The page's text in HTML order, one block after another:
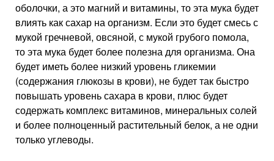
оболочки, а это магний и витамины, то эта мука будет
влиять как сахар на организм. Если это будет смесь с
мукой гречневой, овсяной, с мукой грубого помола,
то эта мука будет более полезна для организма. Она
будет иметь более низкий уровень гликемии
(содержания глюкозы в крови), не будет так быстро
повышать уровень сахара в крови, плюс будет
содержать комплекс витаминов, минеральных солей
и более полноценный растительный белок, а не одни
только углеводы.